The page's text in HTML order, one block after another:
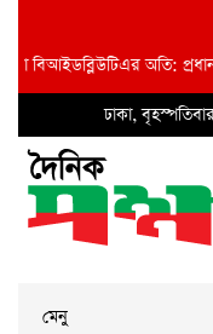
বিআইডব্লিউটিএর অতি:
ঢাকা,
মেনু